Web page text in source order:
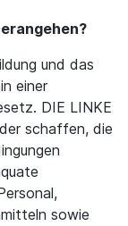
und das
einer
DIE LINKE
schaffen, die
sowie